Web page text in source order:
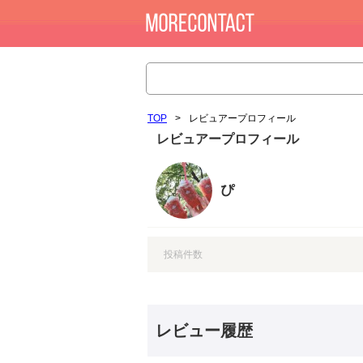
TOP > レビュアープロフィール
レビュアープロフィール
ぴ
投稿件数
レビュー履歴